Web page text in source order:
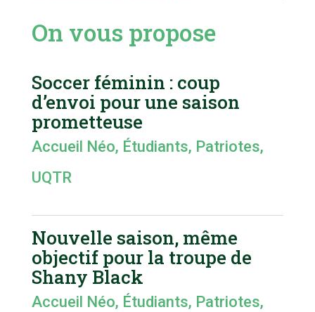
On vous propose
Soccer féminin : coup
d’envoi pour une saison
prometteuse
Accueil Néo, Étudiants, Patriotes,
UQTR
Nouvelle saison, même
objectif pour la troupe de
Shany Black
Accueil Néo, Étudiants, Patriotes,